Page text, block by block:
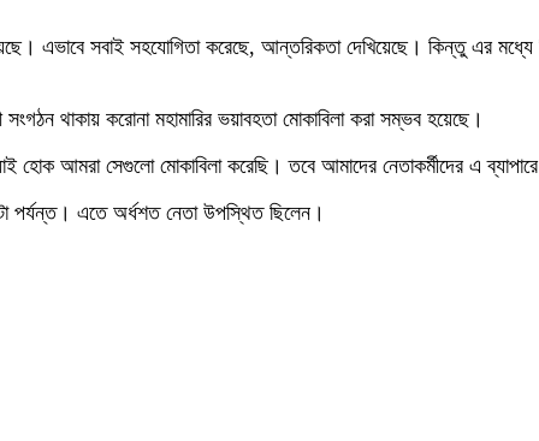
এভাবে সবাই সহযোগিতা করেছে, আন্তরিকতা দেখিয়েছে। কিন্তু এর
থাকায় করোনা মহামারির ভয়াবহতা মোকাবিলা করা সম্ভব হয়েছে।
হোক আমরা সেগুলো মোকাবিলা করেছি। তবে আমাদের নেতাকর্মীদের এ
পর্যন্ত। এতে অর্ধশত নেতা উপস্থিত ছিলেন।